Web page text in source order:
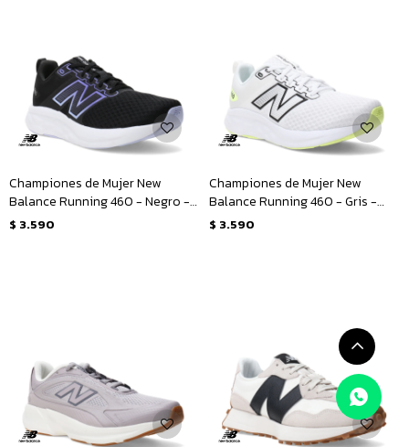
Championes de Mujer New
Balance Running 460 - Negro -
Violeta
$ 3.590
Championes de Mujer New
Balance Running 460 - Gris -
Negro
$ 3.590